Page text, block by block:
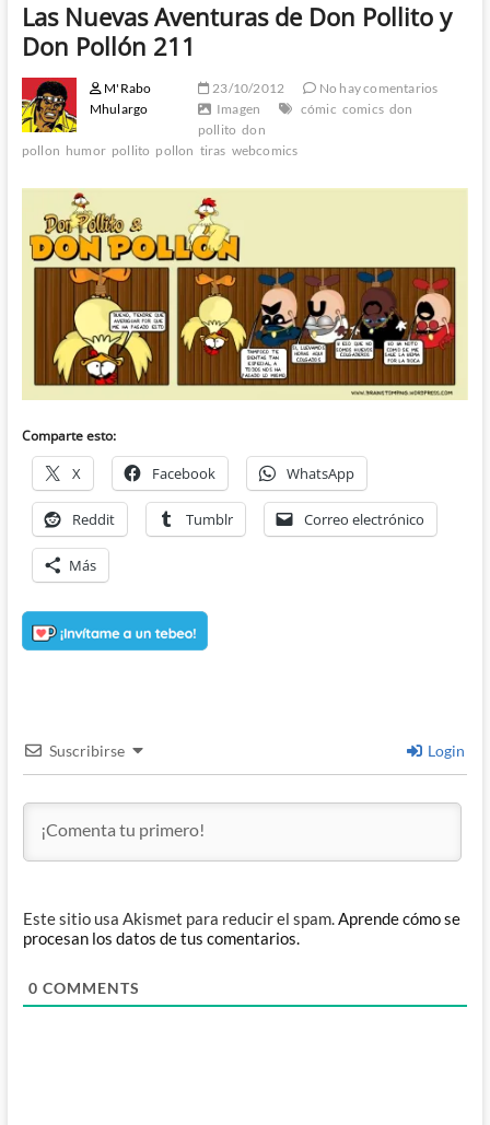
Las Nuevas Aventuras de Don Pollito y
Don Pollón 211
M'Rabo
Mhulargo
23/10/2012
No hay comentarios
Imagen
cómic comics don
pollito don
pollon humor pollito pollon tiras webcomics
Comparte esto:
X Facebook WhatsApp
Reddit Tumblr Correo electrónico
Más
Suscribirse Login
Este sitio usa Akismet para reducir el spam.Aprende cómo se
procesan los datos de tus comentarios.
0 COMMENTS